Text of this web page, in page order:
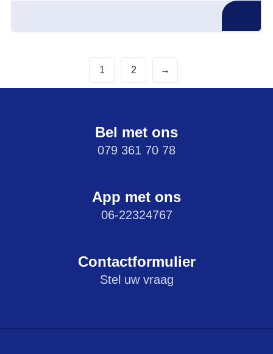
1 2 →
Bel met ons
079 361 70 78
App met ons
06-22324767
Contactformulier
Stel uw vraag